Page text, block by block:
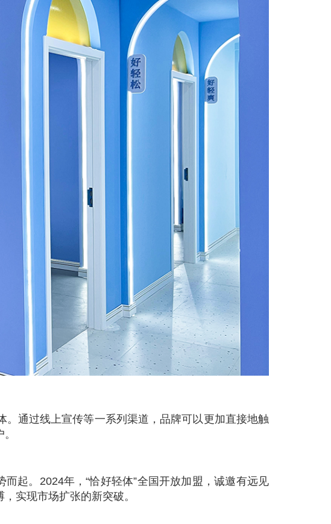
通过线上宣传等一系列渠道，品牌可以更加直接地触
起。2024年，“恰好轻体”全国开放加盟，诚邀有远见
实现市场扩张的新突破。